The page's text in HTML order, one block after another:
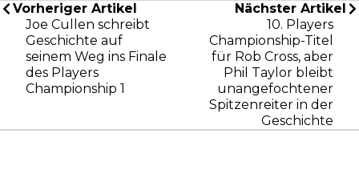
Vorheriger Artikel
Joe Cullen schreibt
Geschichte auf
seinem Weg ins Finale
des Players
Championship 1
Nächster Artikel
10. Players
Championship-Titel
für Rob Cross, aber
Phil Taylor bleibt
unangefochtener
Spitzenreiter in der
Geschichte